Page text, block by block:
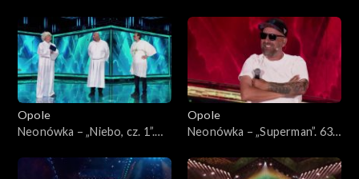
Nówka
Neo-Nówka
Opole
Neonówka – „Niebo, cz. 1”.
Neo-Nówka
Opole
Neonówka – „Superman”. 63.
Nówka